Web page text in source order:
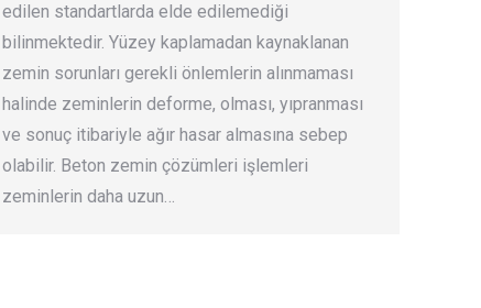
edilen standartlarda elde edilemediği
bilinmektedir. Yüzey kaplamadan kaynaklanan
zemin sorunları gerekli önlemlerin alınmaması
halinde zeminlerin deforme, olması, yıpranması
ve sonuç itibariyle ağır hasar almasına sebep
olabilir. Beton zemin çözümleri işlemleri
zeminlerin daha uzun…